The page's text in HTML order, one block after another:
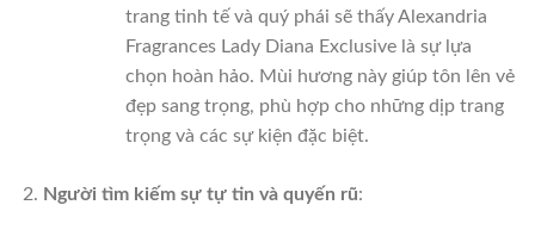
trang tinh tế và quý phái sẽ thấy Alexandria
Fragrances Lady Diana Exclusive là sự lựa
chọn hoàn hảo. Mùi hương này giúp tôn lên vẻ
đẹp sang trọng, phù hợp cho những dịp trang
trọng và các sự kiện đặc biệt.
Người tìm kiếm sự tự tin và quyến rũ: